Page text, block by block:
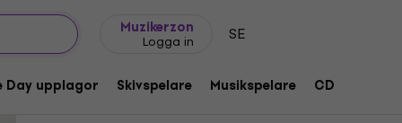
Muzikerzon
Logga in SE
Day upplagor Skivspelare Musikspelare CD
(LP)
1219772